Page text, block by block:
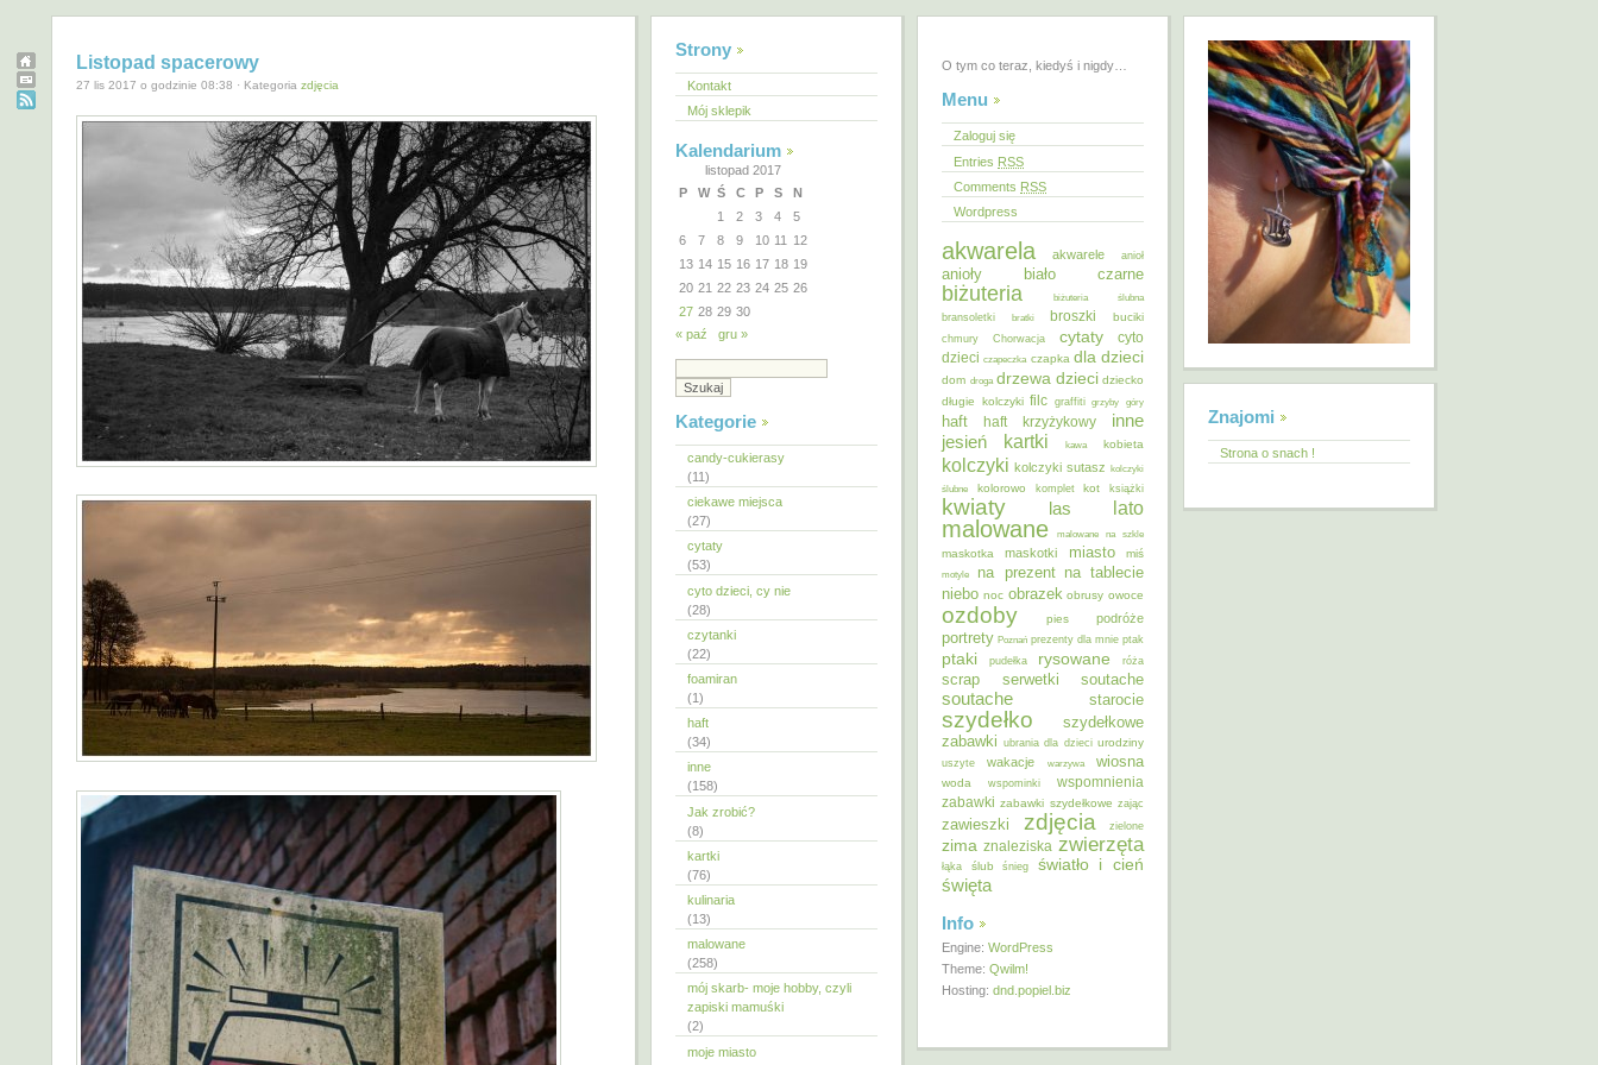
Listopad spacerowy
27 lis 2017 o godzinie 08:38 · Kategoria zdjęcia
Strony
Kontakt
Mój sklepik
Kalendarium
listopad 2017
P
W Ś C P S
N
1
2 3 4
5
6
7 8 9 10 11
12
13 14 15 16 17 18 19
20 21 22 23 24 25 26
27 28 29 30
« paź
gru »
Kategorie
candy-cukierasy
(11)
ciekawe miejsca
(27)
cytaty
(53)
cyto dzieci, cy nie
(28)
czytanki
(22)
foamiran
(1)
haft
(34)
inne
(158)
Jak zrobić?
(8)
kartki
(76)
kulinaria
(13)
malowane
(258)
mój skarb- moje hobby, czyli
zapiski mamuśki
(2)
moje miasto
O tym co teraz, kiedyś i nigdy…
Menu
Zaloguj się
Entries RSS
Comments RSS
Wordpress
akwarela akwarele anioł
anioły biało czarne
biżuteria
biżuteria ślubna
bransoletki
bratki broszki buciki
chmury Chorwacja cytaty
cyto
dzieci czapeczka czapka dla dzieci
dom droga drzewa dzieci dziecko
długie kolczyki filc graffiti grzyby góry
haft haft krzyżykowy inne
jesień kartki kawa kobieta
kolczyki kolczyki sutasz kolczyki
ślubne
kolorowo komplet kot książki
kwiaty las lato
malowane malowane na szkle
maskotka maskotki miasto miś
motyle na prezent na tablecie
niebo noc obrazek obrusy owoce
ozdoby pies podróże
portrety Poznań prezenty dla mnie ptak
ptaki pudełka rysowane róża
scrap serwetki soutache
soutache starocie
szydełko
szydełkowe
zabawki ubrania dla dzieci urodziny
uszyte wakacje warzywa wiosna
woda wspominki
wspomnienia
zabawki zabawki szydełkowe zając
zawieszki zdjęcia zielone
zima znaleziska zwierzęta
łąka ślub śnieg światło i cień
święta
Info
Engine: WordPress
Theme: Qwilm!
Hosting: dnd.popiel.biz
Znajomi
Strona o snach !